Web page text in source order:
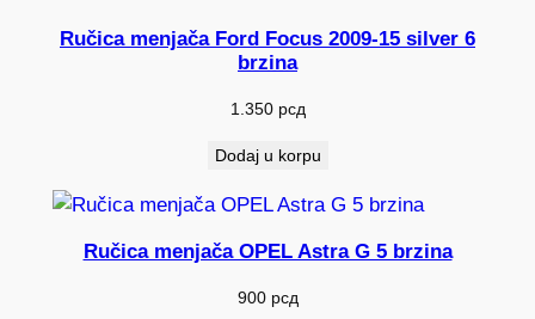
Ručica menjača Ford Focus 2009-15 silver 6
brzina
1.350 рсд
Dodaj u korpu
Ručica menjača OPEL Astra G 5 brzina
900 рсд